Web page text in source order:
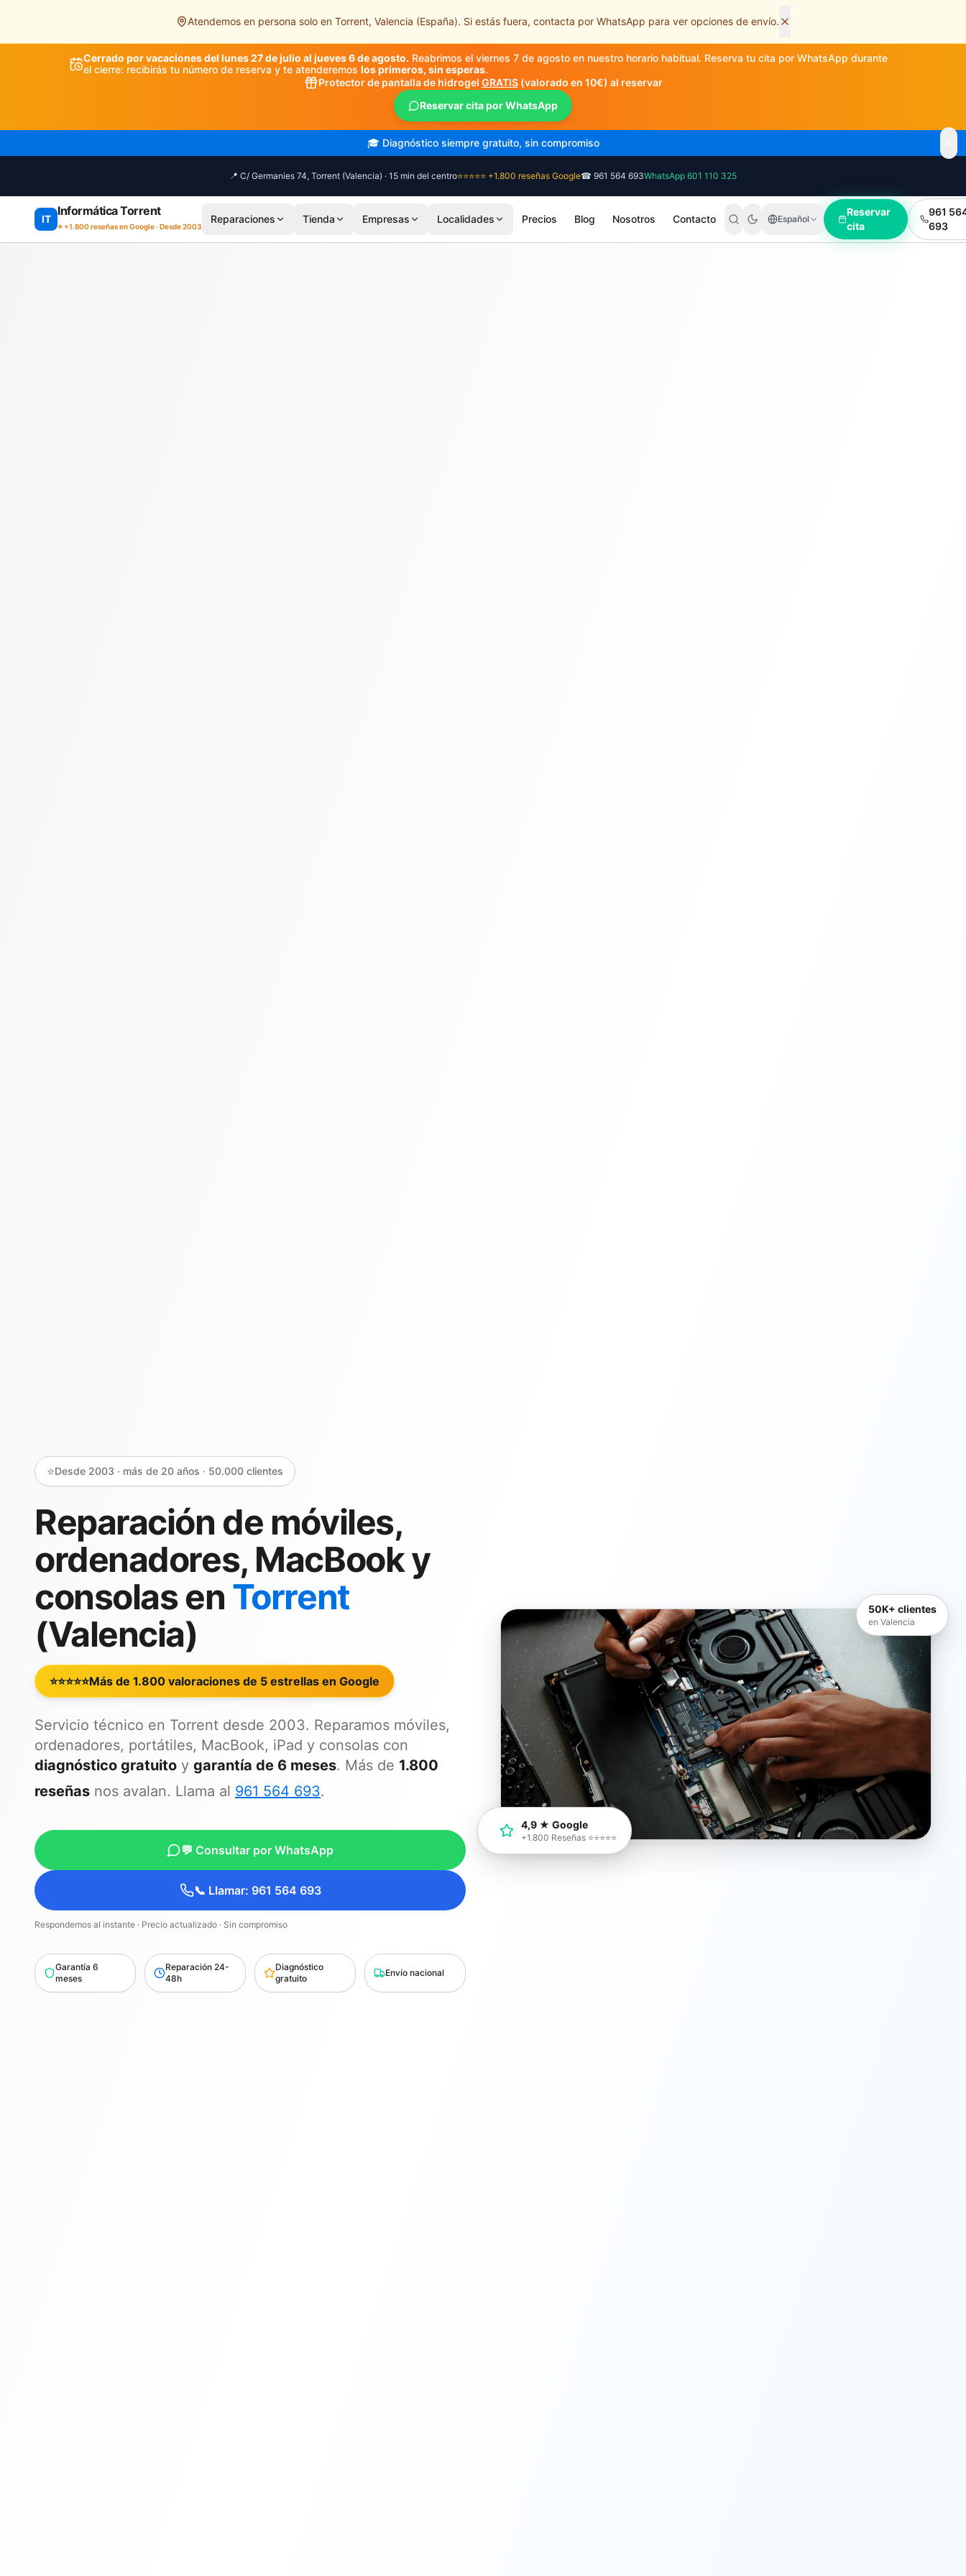
Atendemos en persona solo en Torrent, Valencia (España). Si estás fuera, contacta por WhatsApp para ver opciones de envío.
Cerrado por vacaciones del lunes 27 de julio al jueves 6 de agosto. Reabrimos el viernes 7 de agosto en nuestro horario habitual. Reserva tu cita por WhatsApp durante
el cierre: recibirás tu número de reserva y te atenderemos los primeros, sin esperas.
Protector de pantalla de hidrogel GRATIS(valorado en 10€) al reservar
Reservar cita por WhatsApp
🎓 Diagnóstico siempre gratuito, sin compromiso
📍 C/ Germanies 74, Torrent (Valencia) · 15 min del centro⭐⭐⭐⭐⭐ +1.800 reseñas Google☎ 961 564 693WhatsApp 601 110 325
IT
Informática Torrent
⭐ +1.800 reseñas en Google · Desde 2003
Reparaciones Tienda Empresas Localidades Precios Blog Nosotros Contacto Español
Reservar
cita
961
693
⭐Desde 2003 · más de 20 años · 50.000 clientes
Reparación de móviles,
ordenadores, MacBook y
consolas en Torrent
(Valencia)
⭐⭐⭐⭐⭐Más de 1.800 valoraciones de 5 estrellas en Google
Servicio técnico en Torrent desde 2003. Reparamos móviles,
ordenadores, portátiles, MacBook, iPad y consolas con
diagnóstico gratuito y garantía de 6 meses. Más de 1.800
reseñas nos avalan. Llama al 961 564 693.
💬 Consultar por WhatsApp
📞 Llamar: 961 564 693
Respondemos al instante · Precio actualizado · Sin compromiso
Garantía 6
meses
Reparación 24-
48h
Diagnóstico
gratuito
Envío nacional
4,9 ★ Google
+1.800 Reseñas ⭐⭐⭐⭐⭐
50K+ clientes
en Valencia